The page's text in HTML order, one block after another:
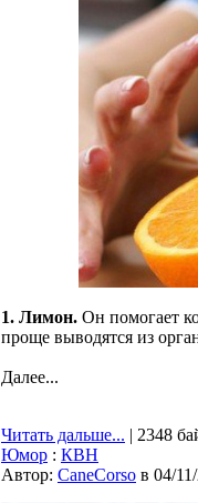
1. Лимон. Он помогает
проще выводятся из
Далее...
Читать дальше... | 2348
Юмор : КВН
Автор: CaneCorso в 04/